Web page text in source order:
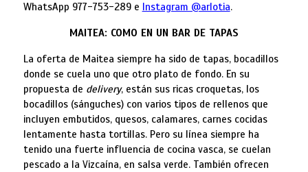
WhatsApp 977-753-289 e Instagram @arlotia.
MAITEA: COMO EN UN BAR DE TAPAS
La oferta de Maitea siempre ha sido de tapas, bocadillos
donde se cuela uno que otro plato de fondo. En su
propuesta de delivery, están sus ricas croquetas, los
bocadillos (sánguches) con varios tipos de rellenos que
incluyen embutidos, quesos, calamares, carnes cocidas
lentamente hasta tortillas. Pero su línea siempre ha
tenido una fuerte influencia de cocina vasca, se cuelan
pescado a la Vizcaína, en salsa verde. También ofrecen